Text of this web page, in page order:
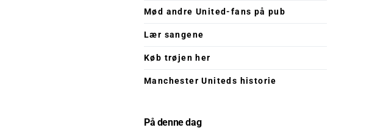
Mød andre United-fans på pub
Lær sangene
Køb trøjen her
Manchester Uniteds historie
På denne dag